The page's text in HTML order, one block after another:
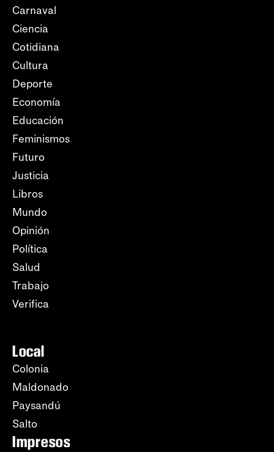
Carnaval
Ciencia
Cotidiana
Cultura
Deporte
Economía
Educación
Feminismos
Futuro
Justicia
Libros
Mundo
Opinión
Política
Salud
Trabajo
Verifica
Local
Colonia
Maldonado
Paysandú
Salto
Impresos